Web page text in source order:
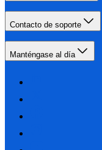
Contacto de soporte
Manténgase al día